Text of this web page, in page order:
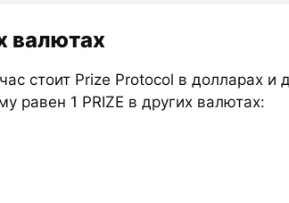
валютах
стоит Prize Protocol в долларах и
равен 1 PRIZE в других валютах: